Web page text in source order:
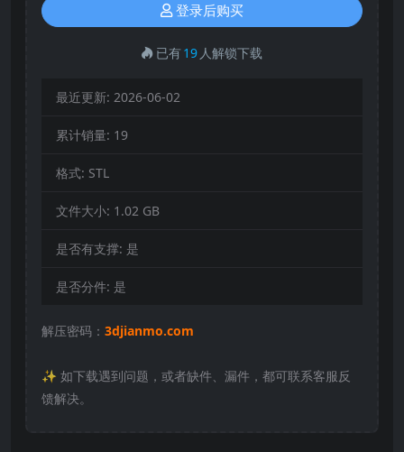
登录后购买
已有19 人解锁下载
最近更新: 2026-06-02
累计销量: 19
格式: STL
文件大小: 1.02 GB
是否有支撑: 是
是否分件: 是
解压密码： 3djianmo.com
✨️ 如下载遇到问题，或者缺件、漏件，都可联系客服反
馈解决。